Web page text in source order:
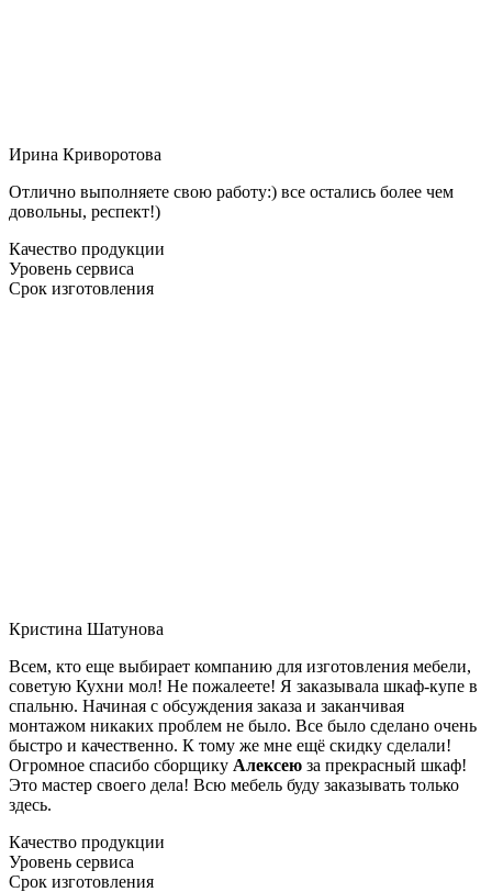
Ирина Криворотова
Отлично выполняете свою работу:) все остались более чем
довольны, респект!)
Качество продукции
Уровень сервиса
Срок изготовления
Кристина Шатунова
Всем, кто еще выбирает компанию для изготовления мебели,
советую Кухни мол! Не пожалеете! Я заказывала шкаф-купе в
спальню. Начиная с обсуждения заказа и заканчивая
монтажом никаких проблем не было. Все было сделано очень
быстро и качественно. К тому же мне ещё скидку сделали!
Огромное спасибо сборщику Алексею за прекрасный шкаф!
Это мастер своего дела! Всю мебель буду заказывать только
здесь.
Качество продукции
Уровень сервиса
Срок изготовления